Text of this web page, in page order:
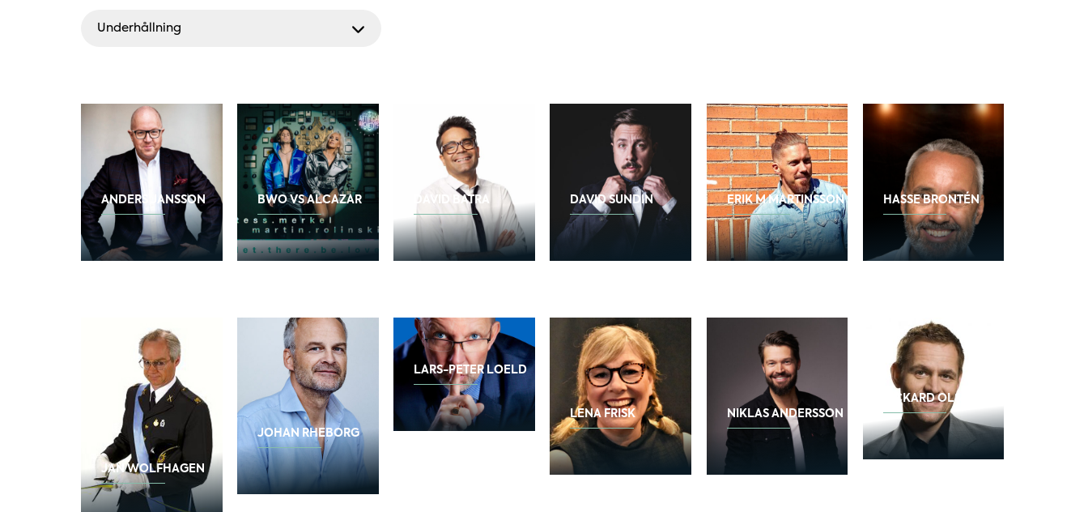
Underhållning
ANDERS JANSSON BWO VS ALCAZAR DAVID BATRA DAVID SUNDIN ERIK M MARTINSSON HASSE BRONTÉN
JAN WOLFHAGEN
JOHAN RHEBORG
LARS-PETER LOELD
LENA FRISK NIKLAS ANDERSSON
RICKARD OLSSON